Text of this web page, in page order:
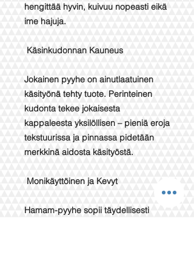
hengittää hyvin, kuivuu nopeasti eikä
ime hajuja.
Käsinkudonnan Kauneus
Jokainen pyyhe on ainutlaatuinen
käsityönä tehty tuote. Perinteinen
kudonta tekee jokaisesta
kappaleesta yksilöllisen – pieniä eroja
tekstuurissa ja pinnassa pidetään
merkkinä aidosta käsityöstä.
Monikäyttöinen ja Kevyt
Hamam-pyyhe sopii täydellisesti